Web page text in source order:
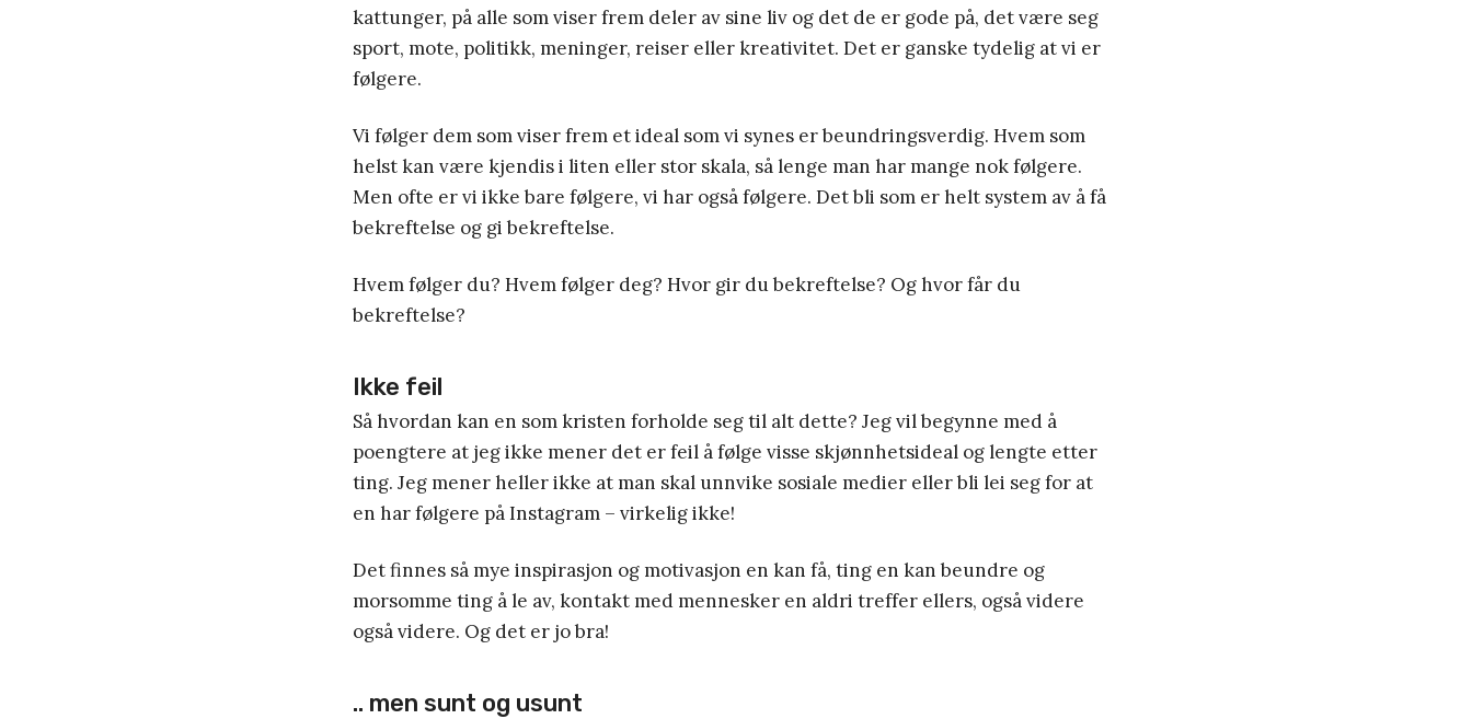
kattunger, på alle som viser frem deler av sine liv og det de er gode på, det være seg
sport, mote, politikk, meninger, reiser eller kreativitet. Det er ganske tydelig at vi er
følgere.
Vi følger dem som viser frem et ideal som vi synes er beundringsverdig. Hvem som
helst kan være kjendis i liten eller stor skala, så lenge man har mange nok følgere.
Men ofte er vi ikke bare følgere, vi har også følgere. Det bli som er helt system av å få
bekreftelse og gi bekreftelse.
Hvem følger du? Hvem følger deg? Hvor gir du bekreftelse? Og hvor får du
bekreftelse?
Ikke feil
Så hvordan kan en som kristen forholde seg til alt dette? Jeg vil begynne med å
poengtere at jeg ikke mener det er feil å følge visse skjønnhetsideal og lengte etter
ting. Jeg mener heller ikke at man skal unnvike sosiale medier eller bli lei seg for at
en har følgere på Instagram – virkelig ikke!
Det finnes så mye inspirasjon og motivasjon en kan få, ting en kan beundre og
morsomme ting å le av, kontakt med mennesker en aldri treffer ellers, også videre
også videre. Og det er jo bra!
.. men sunt og usunt